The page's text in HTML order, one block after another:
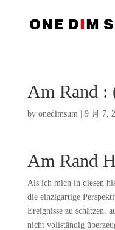
Am Rand :
by onedimsum| 9 月 7,
Am Rand
Als ich mich in diesen
die einzigartige
Ereignisse zu schätzen,
nicht vollständig